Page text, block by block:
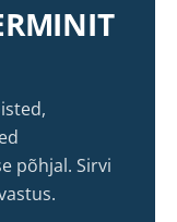
põhjal. Sirvi